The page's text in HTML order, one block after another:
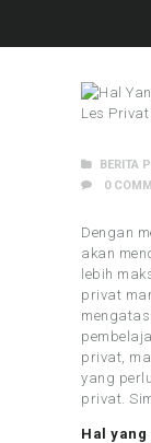
BERITA
0
Dengan
akan
lebih
privat
privat,
yang
privat.
Hal